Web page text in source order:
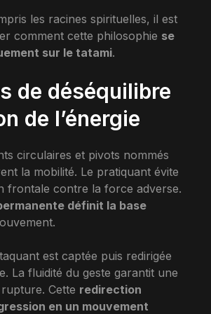
les racines spirituelles, il est
comment cette philosophie se
sur le tatami.
de déséquilibre
de l’énergie
circulaires et pivots nommés
la mobilité. Le pratiquant évite
frontale contre la force adverse.
définit la base
est captée puis redirigée
La fluidité du geste garantit une
Cette redirection
en un mouvement